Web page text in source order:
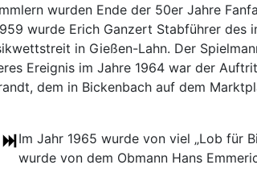
wurden Ende der 50er Jahre
wurde Erich Ganzert Stabführer
in Gießen-Lahn. Der
Ereignis im Jahre 1964 war der
dem in Bickenbach auf dem
Im Jahr 1965 wurde von viel „Lob für
wurde von dem Obmann Hans